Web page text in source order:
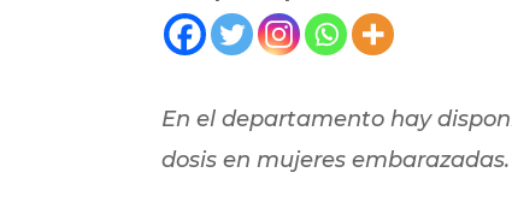
En el departamento hay
dosis en mujeres embarazadas.